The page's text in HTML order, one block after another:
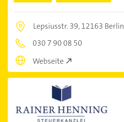
Lepsiusstr. 39,12163 Berlin
030 7 90 08 50
Webseite